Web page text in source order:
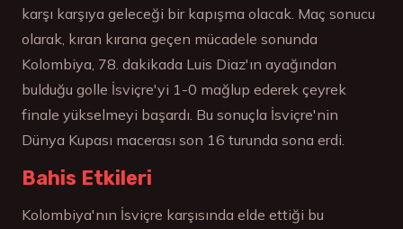
karşı karşıya geleceği bir kapışma olacak. Maç sonucu
olarak, kıran kırana geçen mücadele sonunda
Kolombiya, 78. dakikada Luis Diaz'ın ayağından
bulduğu golle İsviçre'yi 1-0 mağlup ederek çeyrek
finale yükselmeyi başardı. Bu sonuçla İsviçre'nin
Dünya Kupası macerası son 16 turunda sona erdi.
Bahis Etkileri
Kolombiya'nın İsviçre karşısında elde ettiği bu